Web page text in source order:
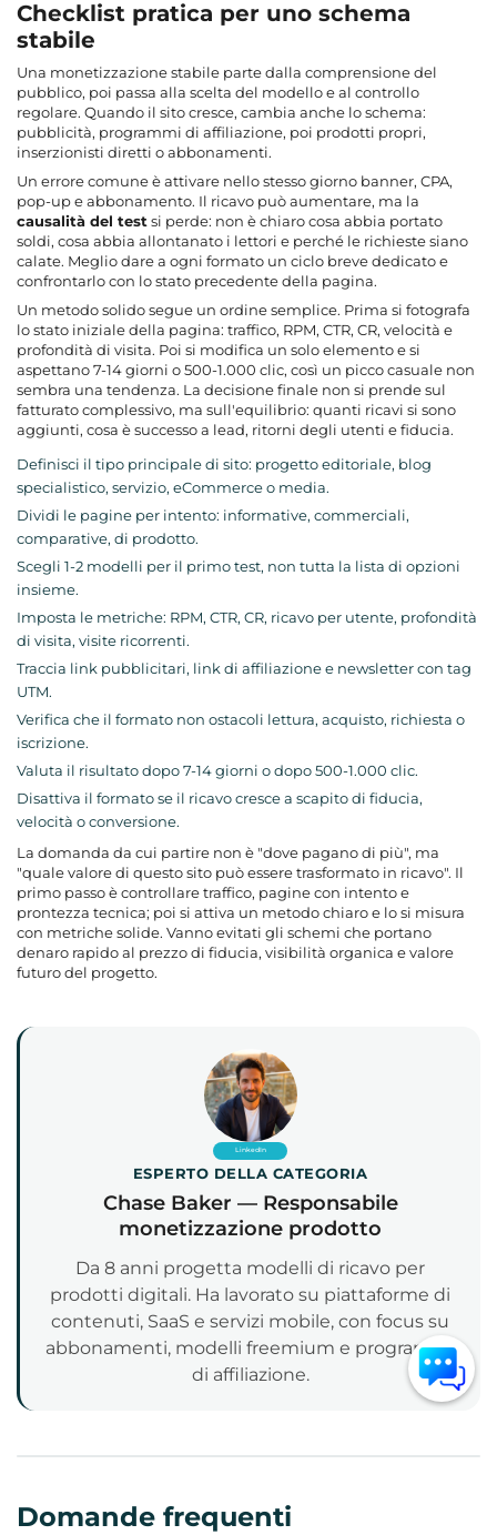
Checklist pratica per uno schema
stabile
Una monetizzazione stabile parte dalla comprensione del
pubblico, poi passa alla scelta del modello e al controllo
regolare. Quando il sito cresce, cambia anche lo schema:
pubblicità, programmi di affiliazione, poi prodotti propri,
inserzionisti diretti o abbonamenti.
Un errore comune è attivare nello stesso giorno banner, CPA,
pop-up e abbonamento. Il ricavo può aumentare, ma la
causalità del test si perde: non è chiaro cosa abbia portato
soldi, cosa abbia allontanato i lettori e perché le richieste siano
calate. Meglio dare a ogni formato un ciclo breve dedicato e
confrontarlo con lo stato precedente della pagina.
Un metodo solido segue un ordine semplice. Prima si fotografa
lo stato iniziale della pagina: traffico, RPM, CTR, CR, velocità e
profondità di visita. Poi si modifica un solo elemento e si
aspettano 7-14 giorni o 500-1.000 clic, così un picco casuale non
sembra una tendenza. La decisione finale non si prende sul
fatturato complessivo, ma sull'equilibrio: quanti ricavi si sono
aggiunti, cosa è successo a lead, ritorni degli utenti e fiducia.
Definisci il tipo principale di sito: progetto editoriale, blog
specialistico, servizio, eCommerce o media.
Dividi le pagine per intento: informative, commerciali,
comparative, di prodotto.
Scegli 1-2 modelli per il primo test, non tutta la lista di opzioni
insieme.
Imposta le metriche: RPM, CTR, CR, ricavo per utente, profondità
di visita, visite ricorrenti.
Traccia link pubblicitari, link di affiliazione e newsletter con tag
UTM.
Verifica che il formato non ostacoli lettura, acquisto, richiesta o
iscrizione.
Valuta il risultato dopo 7-14 giorni o dopo 500-1.000 clic.
Disattiva il formato se il ricavo cresce a scapito di fiducia,
velocità o conversione.
La domanda da cui partire non è "dove pagano di più", ma
"quale valore di questo sito può essere trasformato in ricavo". Il
primo passo è controllare traffico, pagine con intento e
prontezza tecnica; poi si attiva un metodo chiaro e lo si misura
con metriche solide. Vanno evitati gli schemi che portano
denaro rapido al prezzo di fiducia, visibilità organica e valore
futuro del progetto.
LinkedIn
ESPERTO DELLA CATEGORIA
Chase Baker — Responsabile
monetizzazione prodotto
Da 8 anni progetta modelli di ricavo per
prodotti digitali. Ha lavorato su piattaforme di
contenuti, SaaS e servizi mobile, con focus su
abbonamenti, modelli freemium e programmi
di affiliazione.
Domande frequenti